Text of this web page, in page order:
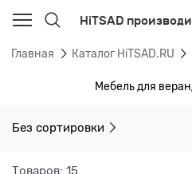
HiTSAD
Главная Каталог HiTSAD.RU
Мебель для
Без сортировки
Товаров: 15